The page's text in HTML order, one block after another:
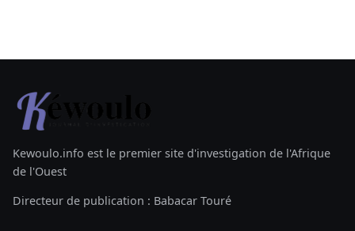
Kewoulo.info est le premier site d'investigation de l'Afrique
de l'Ouest
Directeur de publication : Babacar Touré